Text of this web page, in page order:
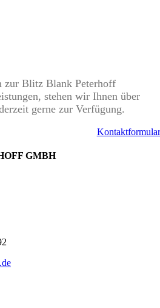
zur Blitz Blank Peterhoff
stehen wir Ihnen über
gerne zur Verfügung.
Kontaktformular
GMBH